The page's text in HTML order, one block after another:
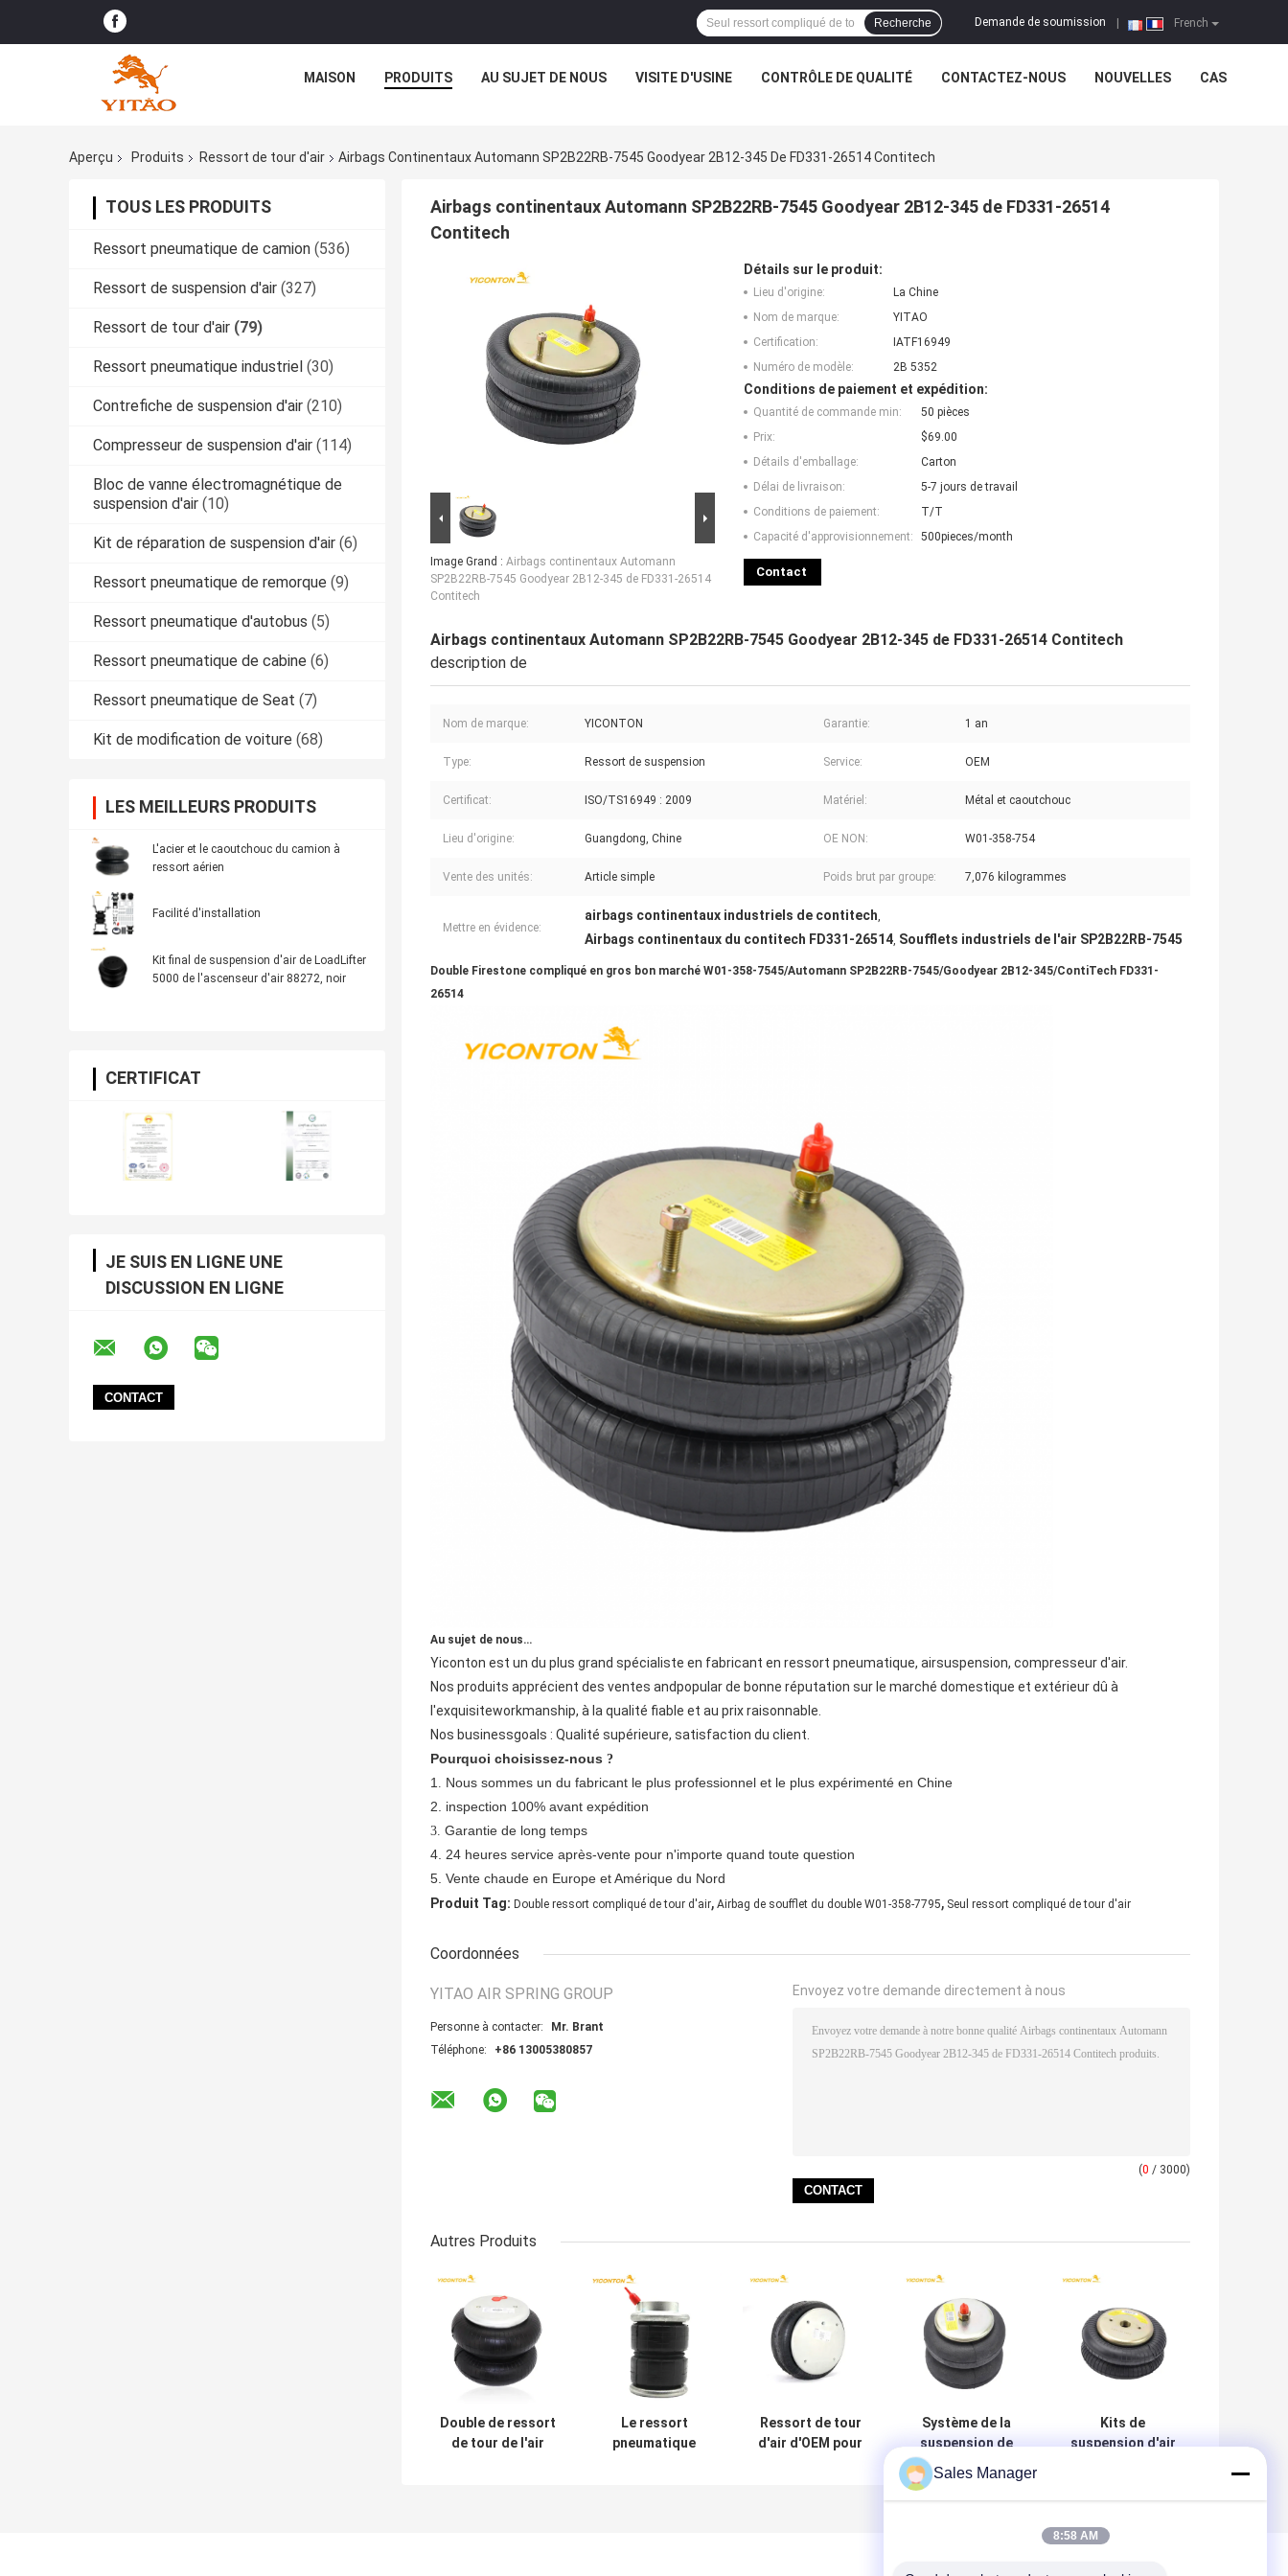
French
Demande de soumission
Recherche
MAISON PRODUITS AU SUJET DE NOUS VISITE D'USINE CONTRÔLE DE QUALITÉ CONTACTEZ-NOUS NOUVELLES CAS
Aperçu Produits Ressort de tour d'air Airbags Continentaux Automann SP2B22RB-7545 Goodyear 2B12-345 De FD331-26514 Contitech
TOUS LES PRODUITS
Ressort pneumatique de camion (536)
Ressort de suspension d'air (327)
Ressort de tour d'air (79)
Ressort pneumatique industriel (30)
Contrefiche de suspension d'air (210)
Compresseur de suspension d'air (114)
Bloc de vanne électromagnétique de
suspension d'air (10)
Kit de réparation de suspension d'air (6)
Ressort pneumatique de remorque (9)
Ressort pneumatique d'autobus (5)
Ressort pneumatique de cabine (6)
Ressort pneumatique de Seat (7)
Kit de modification de voiture (68)
LES MEILLEURS PRODUITS
L'acier et le caoutchouc du camion à
ressort aérien
Facilité d'installation
Kit final de suspension d'air de LoadLifter
5000 de l'ascenseur d'air 88272, noir
CERTIFICAT
JE SUIS EN LIGNE UNE
DISCUSSION EN LIGNE
Airbags continentaux Automann SP2B22RB-7545 Goodyear 2B12-345 de FD331-26514
Contitech
Image Grand : Airbags continentaux Automann
SP2B22RB-7545 Goodyear 2B12-345 de FD331-26514
Contitech
Détails sur le produit:
Lieu d'origine:
La Chine
Nom de marque:
YITAO
Certification:
IATF16949
Numéro de modèle:
2B 5352
Conditions de paiement et expédition:
Quantité de commande min:
50 pièces
Prix:
$69.00
Détails d'emballage:
Carton
Délai de livraison:
5-7 jours de travail
Conditions de paiement:
T/T
Capacité d'approvisionnement:
500pieces/month
Contact
Airbags continentaux Automann SP2B22RB-7545 Goodyear 2B12-345 de FD331-26514 Contitech
description de
Nom de marque: YICONTON Garantie: 1 an
Type: Ressort de suspension Service: OEM
Certificat: ISO/TS16949 : 2009 Matériel: Métal et caoutchouc
Lieu d'origine: Guangdong, Chine OE NON: W01-358-754
Vente des unités: Article simple Poids brut par groupe: 7,076 kilogrammes
Mettre en évidence:
airbags continentaux industriels de contitech,
Airbags continentaux du contitech FD331-26514, Soufflets industriels de l'air SP2B22RB-7545
Double Firestone compliqué en gros bon marché W01-358-7545/Automann SP2B22RB-7545/Goodyear 2B12-345/ContiTech FD331-
26514
Au sujet de nous…
Yiconton est un du plus grand spécialiste en fabricant en ressort pneumatique, airsuspension, compresseur d'air.
Nos produits apprécient des ventes andpopular de bonne réputation sur le marché domestique et extérieur dû à
l'exquisiteworkmanship, à la qualité fiable et au prix raisonnable.
Nos businessgoals : Qualité supérieure, satisfaction du client.
Pourquoi choisissez-nous ?
1. Nous sommes un du fabricant le plus professionnel et le plus expérimenté en Chine
2. inspection 100% avant expédition
3. Garantie de long temps
4. 24 heures service après-vente pour n'importe quand toute question
5. Vente chaude en Europe et Amérique du Nord
Produit Tag: Double ressort compliqué de tour d'air, Airbag de soufflet du double W01-358-7795, Seul ressort compliqué de tour d'air
Coordonnées
YITAO AIR SPRING GROUP
Personne à contacter:
Mr. Brant
Téléphone:
+86 13005380857
Envoyez votre demande directement à nous
(0 / 3000)
Autres Produits
Double de ressort
de tour de l'air
Le ressort
pneumatique
Ressort de tour
d'air d'OEM pour
Système de la
suspension de
ressort
pneumatique
57006927 W01-
Kits de
suspension d'air
CONTITECH
FD120-
17/113053/2B-181
Sales Manager
8:58 AM